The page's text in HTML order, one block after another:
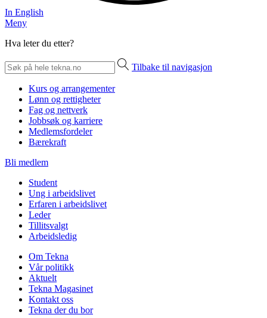
In English
Meny
Hva leter du etter?
Tilbake til navigasjon
Kurs og arrangementer
Lønn og rettigheter
Fag og nettverk
Jobbsøk og karriere
Medlemsfordeler
Bærekraft
Bli medlem
Student
Ung i arbeidslivet
Erfaren i arbeidslivet
Leder
Tillitsvalgt
Arbeidsledig
Om Tekna
Vår politikk
Aktuelt
Tekna Magasinet
Kontakt oss
Tekna der du bor